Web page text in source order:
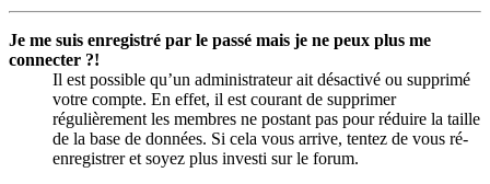
Je me suis enregistré par le passé mais je ne peux plus me
connecter ?!
Il est possible qu’un administrateur ait désactivé ou supprimé
votre compte. En effet, il est courant de supprimer
régulièrement les membres ne postant pas pour réduire la taille
de la base de données. Si cela vous arrive, tentez de vous ré-
enregistrer et soyez plus investi sur le forum.